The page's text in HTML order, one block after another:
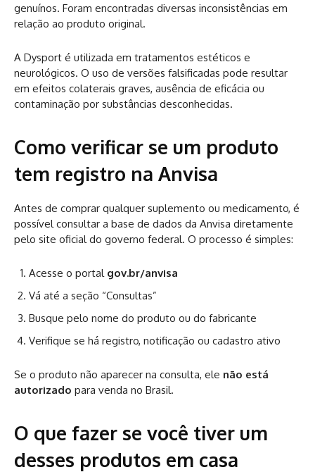
genuínos. Foram encontradas diversas inconsistências em
relação ao produto original.
A Dysport é utilizada em tratamentos estéticos e
neurológicos. O uso de versões falsificadas pode resultar
em efeitos colaterais graves, ausência de eficácia ou
contaminação por substâncias desconhecidas.
Como verificar se um produto
tem registro na Anvisa
Antes de comprar qualquer suplemento ou medicamento, é
possível consultar a base de dados da Anvisa diretamente
pelo site oficial do governo federal. O processo é simples:
Acesse o portal gov.br/anvisa
Vá até a seção “Consultas”
Busque pelo nome do produto ou do fabricante
Verifique se há registro, notificação ou cadastro ativo
Se o produto não aparecer na consulta, ele não está
autorizado para venda no Brasil.
O que fazer se você tiver um
desses produtos em casa